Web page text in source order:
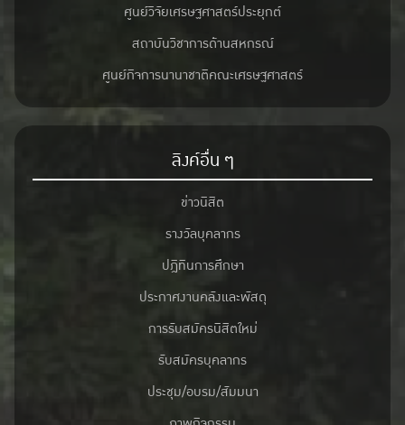
ศูนย์วิจัยเศรษฐศาสตร์ประยุกต์
สถาบันวิชาการด้านสหกรณ์
ศูนย์กิจการนานาชาติคณะเศรษฐศาสตร์
ลิงค์อื่น ๆ
ข่าวนิสิต
รางวัลบุคลากร
ปฎิทินการศึกษา
ประกาศงานคลังและพัสดุ
การรับสมัครนิสิตใหม่
รับสมัครบุคลากร
ประชุม/อบรม/สัมมนา